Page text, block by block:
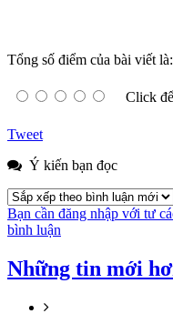
Tổng số điểm của bài viết
Click
Tweet
Ý kiến bạn đọc
Bạn cần đăng nhập với tư
bình luận
Những tin mới